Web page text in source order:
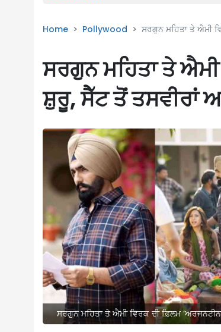
Home Pollywood ਸਰਗੁਨ ਮਹਿਤਾ ਤੇ ਐਮੀ
ਸਰਗੁਨ ਮਹਿਤਾ ਤੇ
ਸ਼ੁਰੂ, ਸੈੱਟ ਤੋਂ
ਸਰਗੁਨ ਮਹਿਤਾ ਤੇ ਐਮੀ ਵਿਰਕ ਦੀ ਫ਼ਿਲਮ